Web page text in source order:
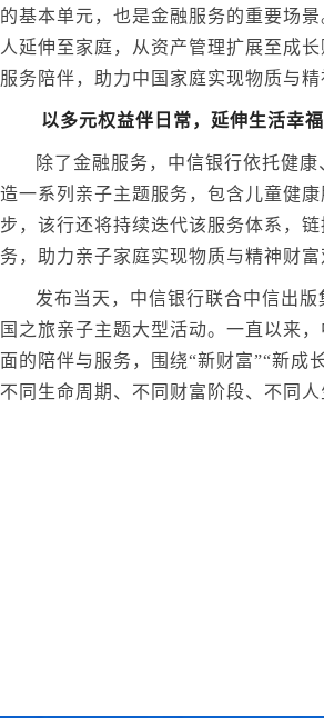
的基本单元，也是金融服务的重要场
人延伸至家庭，从资产管理扩展至成
服务陪伴，助力中国家庭实现物质与
以多元权益伴日常，延伸生活幸
除了金融服务，中信银行依托健
造一系列亲子主题服务，包含儿童健
步，该行还将持续迭代该服务体系，
务，助力亲子家庭实现物质与精神财富
发布当天，中信银行联合中信出
国之旅亲子主题大型活动。一直以来
面的陪伴与服务，围绕“新财富”“新成
不同生命周期、不同财富阶段、不同